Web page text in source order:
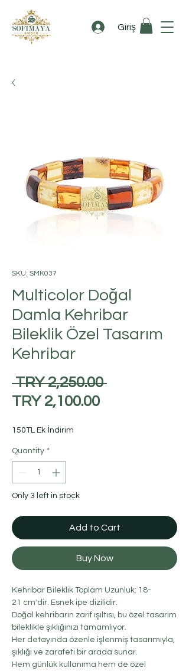
Giriş
SKU: SMK037
Multicolor Doğal
Damla Kehribar
Bileklik Özel Tasarım
Kehribar
TRY 2,250.00 Regular
TRY 2,100.00Sale
150TL Ek İndirim
Quantity *
Only 3 left in stock
Add to Cart
Buy Now
Kehribar Bileklik Toplam Uzunluk: 18-
21 cm'dir. Esnek ipe dizilidir.
Doğal kehribarın zarif ışıltısı, bu özel tasarım
bileklikle şıklığınızı tamamlıyor.
Her detayında özenle işlenmiş tasarımıyla,
şıklığı ve zarafeti bir arada sunar.
Hem günlük kullanıma hem de özel